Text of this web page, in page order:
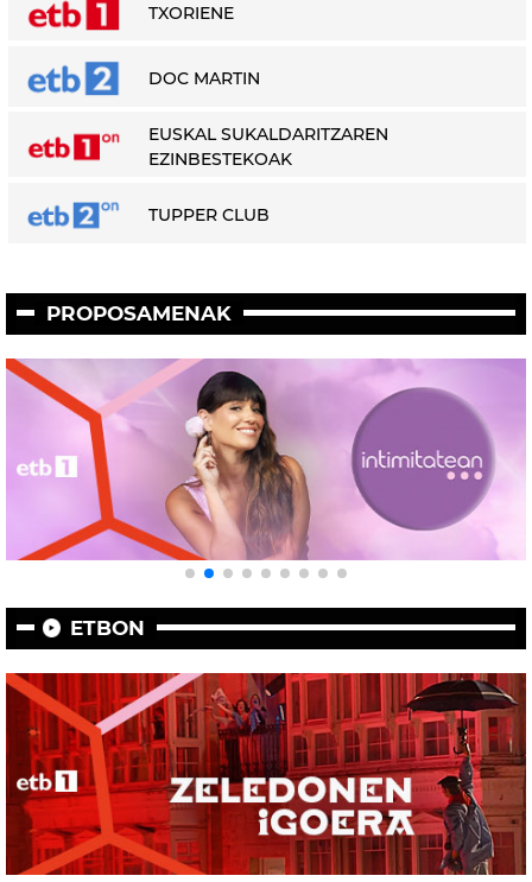
TXORIENE
DOC MARTIN
EUSKAL SUKALDARITZAREN
EZINBESTEKOAK
TUPPER CLUB
PROPOSAMENAK
ETBON